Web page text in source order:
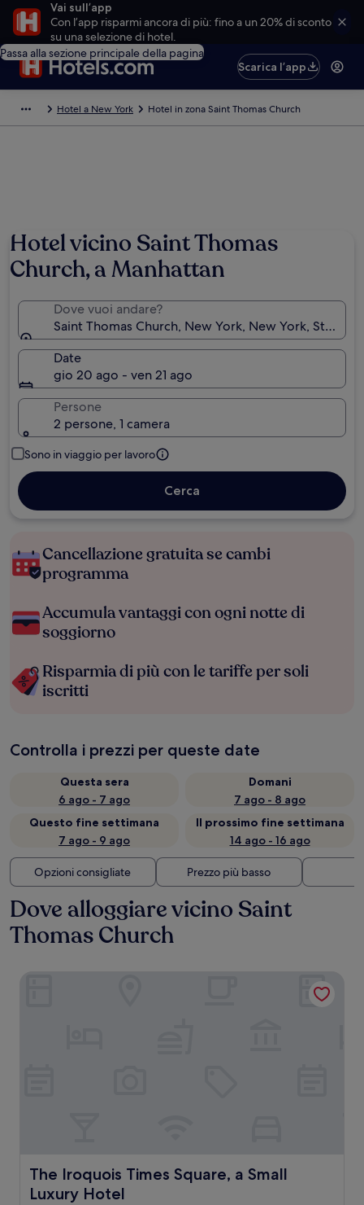
Vai sull’app
Con l’app risparmi ancora di più: fino a un 20% di sconto
su una selezione di hotel.
Passa alla sezione principale della pagina
Scarica l’app
Hotel a New York Hotel in zona Saint Thomas Church
Hotel vicino Saint Thomas
Church, a Manhattan
Dove vuoi andare?
Saint Thomas Church, New York, New York, Stati
Date
gio 20 ago - ven 21 ago
Persone
2 persone, 1 camera
Sono in viaggio per lavoro
Cerca
Cancellazione gratuita se cambi
programma
Accumula vantaggi con ogni notte di
soggiorno
Risparmia di più con le tariffe per soli
iscritti
Controlla i prezzi per queste date
Questa sera
6 ago - 7 ago
Domani
7 ago - 8 ago
Questo fine settimana
7 ago - 9 ago
Il prossimo fine settimana
14 ago - 16 ago
Opzioni consigliate Prezzo più basso
Dove alloggiare vicino Saint
Thomas Church
The Iroquois Times Square, a Small
Luxury Hotel
The Iroquois Times Square, a Small Luxury Hotel